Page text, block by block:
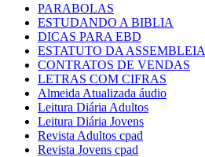
PARABOLAS
ESTUDANDO A BIBLIA
DICAS PARA EBD
ESTATUTO DA ASSEMBLEIA
CONTRATOS DE VENDAS
LETRAS COM CIFRAS
Almeida Atualizada áudio
Leitura Diária Adultos
Leitura Diária Jovens
Revista Adultos cpad
Revista Jovens cpad